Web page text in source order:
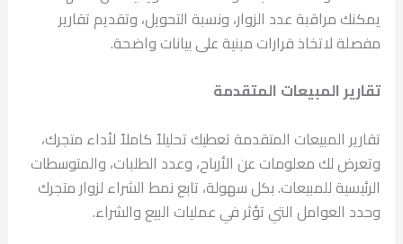
يمكنك مراقبة عدد الزوار، ونسبة التحويل، وتقديم تقارير
مفصلة لاتخاذ قرارات مبنية على بيانات واضحة.
تقارير المبيعات المتقدمة
تقارير المبيعات المتقدمة تعطيك تحليلاً كاملاً لأداء متجرك،
وتعرض لك معلومات عن الأرباح، وعدد الطلبات، والمتوسطات
الرئيسية للمبيعات. بكل سهولة، تابع نمط الشراء لزوار متجرك
وحدد العوامل التي تؤثر في عمليات البيع والشراء.